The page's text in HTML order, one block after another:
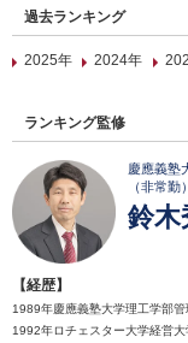
過去ランキング
2025年 2024年
ランキング監修
慶應義塾
（非常勤）
鈴木
【経歴】
1989年慶應義塾大学理工学部管
1992年ロチェスター大学経営大